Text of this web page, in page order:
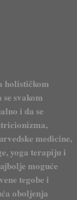
holističkom
svakom
i da se
medicine,
yoga terapiju i
moguće
tegobe i
oboljenja